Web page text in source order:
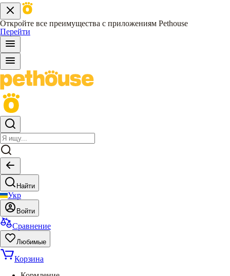
Откройте все преимущества с приложениям Pethouse
Перейти
Найти
Укр
Войти
Сравнение
Любимые
Корзина